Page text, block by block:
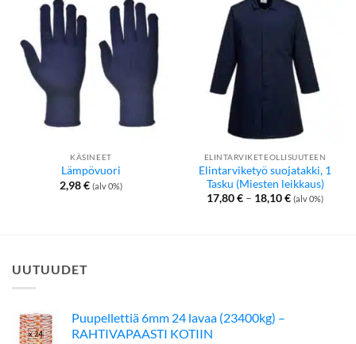
KÄSINEET
Lämpövuori
2,98€ (alv 0%)
ELINTARVIKETEOLLISUUTEEN
Elintarviketyö suojatakki, 1
Tasku (Miesten leikkaus)
17,80€ – 18,10€Hintaluokka:
17,80 €
(alv 0%)
UUTUUDET
Puupellettiä 6mm 24 lavaa (23400kg) –
RAHTIVAPAASTI KOTIIN